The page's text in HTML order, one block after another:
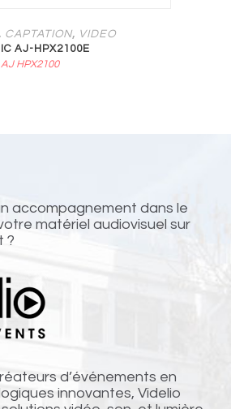
, CAPTATION, VIDEO
AJ-HPX2100E
HPX2100
accompagnement dans le
matériel audiovisuel sur
?
d’événements en
innovantes, Videlio